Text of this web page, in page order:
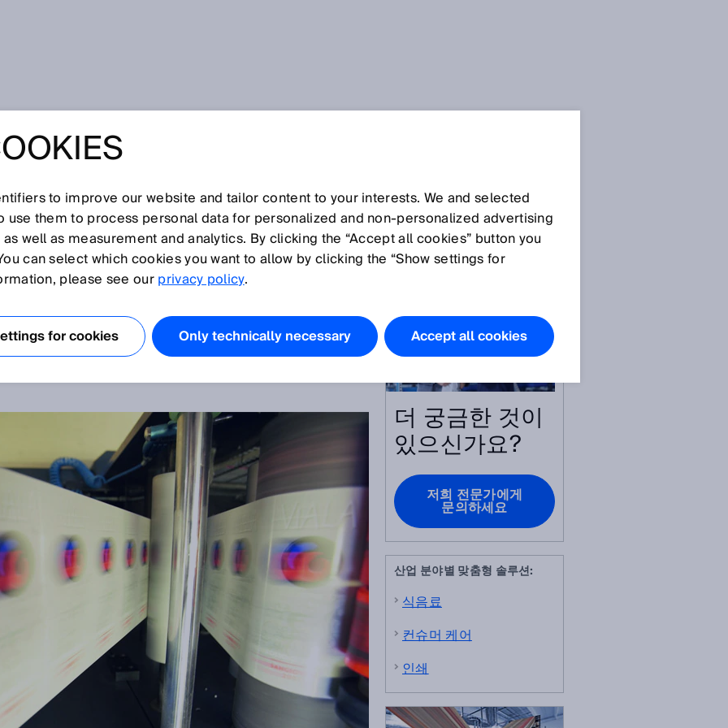
웹 점검: 아무것
않도록
료 웹을 정확히 인도하고, 기계 내 재료 장력을 올바르게 유
을 절단하는 것이 필수입니다. SICK의 솔루션은 예를 들어
자동화 광선 그리드로 이러한 공정 단계 하나하나를 지원합니
모든 기사
더 궁금한 것이
있으신가요?
저희 전문가에게
문의하세요
산업 분야별 맞춤형 솔루션:
식음료
컨슈머 케어
인쇄
to improve our website and tailor content to your interests. We and selected
them to process personal data for personalized and non‑personalized advertising
well as measurement and analytics. By clicking the “Accept all cookies” button you
can select which cookies you want to allow by clicking the “Show settings for
please see ourprivacy policy.
for cookies Only technically necessary Accept all cookies